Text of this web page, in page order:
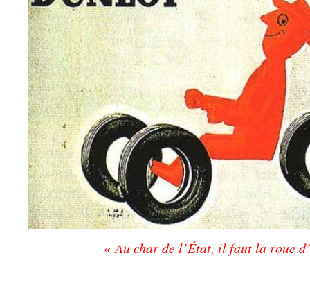
« Au char de l’État, il faut la roue